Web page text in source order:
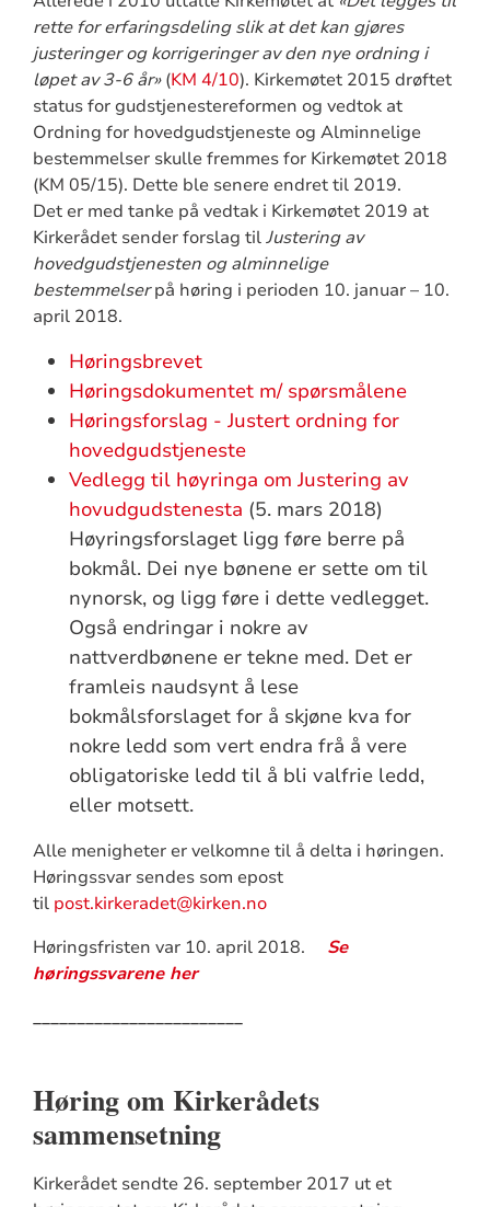
rette for erfaringsdeling slik at det kan gjøres
justeringer og korrigeringer av den nye ordning i
løpet av 3-6 år»(KM 4/10). Kirkemøtet 2015 drøftet
status for gudstjenestereformen og vedtok at
Ordning for hovedgudstjeneste og Alminnelige
bestemmelser skulle fremmes for Kirkemøtet 2018
(KM 05/15). Dette ble senere endret til 2019.
Det er med tanke på vedtak i Kirkemøtet 2019 at
Kirkerådet sender forslag tilJustering av
hovedgudstjenesten og alminnelige
bestemmelserpå høring i perioden 10. januar – 10.
april 2018.
Høringsbrevet
Høringsdokumentet m/ spørsmålene
Høringsforslag - Justert ordning for
hovedgudstjeneste
Vedlegg til høyringa om Justering av
hovudgudstenesta (5. mars 2018)
Høyringsforslaget ligg føre berre på
bokmål. Dei nye bønene er sette om til
nynorsk, og ligg føre i dette vedlegget.
Også endringar i nokre av
nattverdbønene er tekne med. Det er
framleis naudsynt å lese
bokmålsforslaget for å skjøne kva for
nokre ledd som vert endra frå å vere
obligatoriske ledd til å bli valfrie ledd,
eller motsett.
Alle menigheter er velkomne til å delta i høringen.
Høringssvar sendes som epost
til post.kirkeradet@kirken.no
Høringsfristen var 10. april 2018.
Se
høringssvarene her
________________________
Høring om Kirkerådets
sammensetning
Kirkerådet sendte 26. september 2017 ut et